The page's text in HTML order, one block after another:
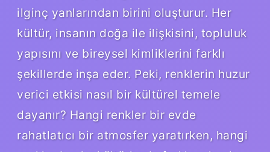
ilginç yanlarından birini oluşturur. Her
kültür, insanın doğa ile ilişkisini, topluluk
yapısını ve bireysel kimliklerini farklı
şekillerde inşa eder. Peki, renklerin huzur
verici etkisi nasıl bir kültürel temele
dayanır? Hangi renkler bir evde
rahatlatıcı bir atmosfer yaratırken, hangi